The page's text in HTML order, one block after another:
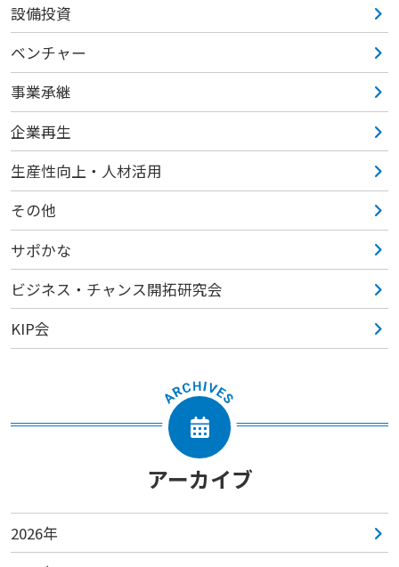
設備投資
ベンチャー
事業承継
企業再生
生産性向上・人材活用
その他
サポかな
ビジネス・チャンス開拓研究会
KIP会
アーカイブ
2026年